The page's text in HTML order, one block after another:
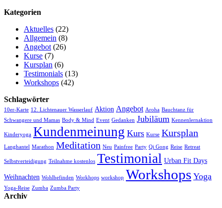
Kategorien
Aktuelles (22)
Allgemein (8)
Angebot (26)
Kurse (7)
Kursplan (6)
Testimonials (13)
Workshops (42)
Schlagwörter
10er-Karte 12. Lichtenauer Wasserlauf Aktion Angebot Aroha Bauchtanz für
Schwangere und Mamas Body & Mind Event Gedanken Jubiläum Kennenlernaktion
Kinderyoga Kundenmeinung Kurs Kurse Kursplan
Langhantel Marathon Meditation Neu Painfree Party Qi Gong Reise Retreat
Selbstverteidigung Teilnahme kostenlos Testimonial Urban Fit Days
Weihnachten Wohlbefinden Workhops workshop Workshops Yoga
Yoga-Reise Zumba Zumba Party
Archiv